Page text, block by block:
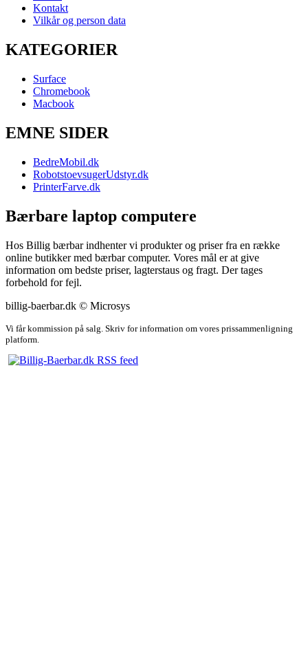
Kontakt
Vilkår og person data
KATEGORIER
Surface
Chromebook
Macbook
EMNE SIDER
BedreMobil.dk
RobotstoevsugerUdstyr.dk
PrinterFarve.dk
Bærbare laptop computere
Hos Billig bærbar indhenter vi produkter og priser fra en række
online butikker med bærbar computer. Vores mål er at give
information om bedste priser, lagterstaus og fragt. Der tages
forbehold for fejl.
billig-baerbar.dk © Microsys
Vi får kommission på salg. Skriv for information om vores prissammenligning
platform.